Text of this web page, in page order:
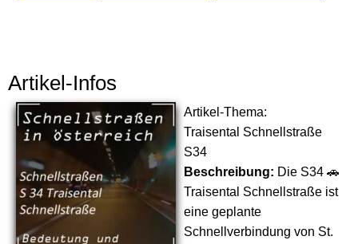
Artikel-Infos
Artikel-Thema:
Traisental Schnellstraße
S34
Beschreibung: Die S34 🚗
Traisental Schnellstraße ist
eine geplante
Schnellverbindung von St.